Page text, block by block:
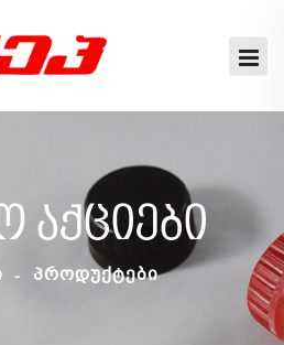
Აქციები
ᲞᲠᲝᲓᲣᲥᲢᲔᲑᲘ